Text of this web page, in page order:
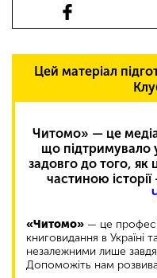
Цей матеріал
Читомо» — це
що підтримувало
задовго до того, як
частиною
«Читомо» — це
книговидання в Україні
незалежними лише
Допоможіть нам